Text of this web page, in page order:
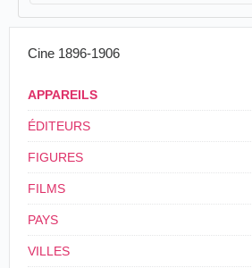
Cine 1896-1906
APPAREILS
ÉDITEURS
FIGURES
FILMS
PAYS
VILLES